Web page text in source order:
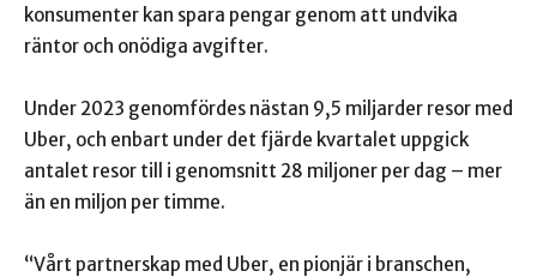
konsumenter kan spara pengar genom att undvika
räntor och onödiga avgifter.
Under 2023 genomfördes nästan 9,5 miljarder resor med
Uber, och enbart under det fjärde kvartalet uppgick
antalet resor till i genomsnitt 28 miljoner per dag – mer
än en miljon per timme.
“Vårt partnerskap med Uber, en pionjär i branschen,